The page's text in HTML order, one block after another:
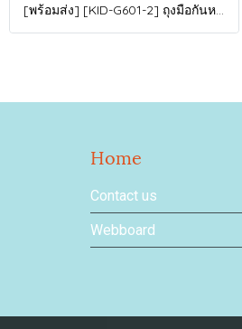
[พร้อมส่ง] [KID-G601-2] ถุงมือกันหนาวเด็กสีชมพูเข้ม ซับขนด้านใน ใส่กันหนาวเล่นหิมะได้ (เหมาะสำหรับเด็ก 3-5ขวบ)
Home
Contact us
Webboard